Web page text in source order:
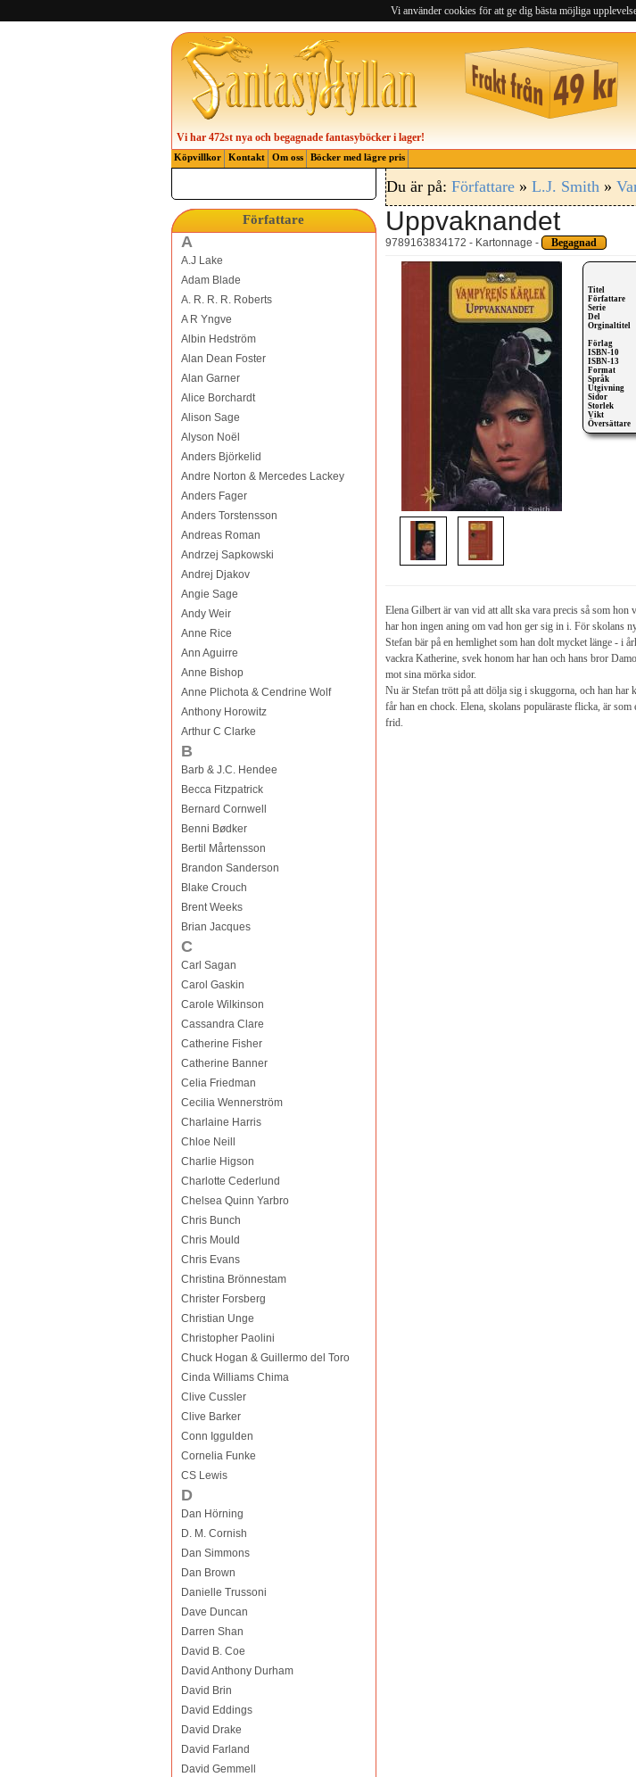
Vi använder cookies för att ge dig bästa möjliga
Vi har 472st nya och begagnade fantasyböcker i lager!
Köpvillkor Kontakt Om oss Böcker med lägre pris
Författare
A
A.J Lake
Adam Blade
A. R. R. R. Roberts
A R Yngve
Albin Hedström
Alan Dean Foster
Alan Garner
Alice Borchardt
Alison Sage
Alyson Noël
Anders Björkelid
Andre Norton & Mercedes Lackey
Anders Fager
Anders Torstensson
Andreas Roman
Andrzej Sapkowski
Andrej Djakov
Angie Sage
Andy Weir
Anne Rice
Ann Aguirre
Anne Bishop
Anne Plichota & Cendrine Wolf
Anthony Horowitz
Arthur C Clarke
B
Barb & J.C. Hendee
Becca Fitzpatrick
Bernard Cornwell
Benni Bødker
Bertil Mårtensson
Brandon Sanderson
Blake Crouch
Brent Weeks
Brian Jacques
C
Carl Sagan
Carol Gaskin
Carole Wilkinson
Cassandra Clare
Catherine Fisher
Catherine Banner
Celia Friedman
Cecilia Wennerström
Charlaine Harris
Chloe Neill
Charlie Higson
Charlotte Cederlund
Chelsea Quinn Yarbro
Chris Bunch
Chris Mould
Chris Evans
Christina Brönnestam
Christer Forsberg
Christian Unge
Christopher Paolini
Chuck Hogan & Guillermo del Toro
Cinda Williams Chima
Clive Cussler
Clive Barker
Conn Iggulden
Cornelia Funke
CS Lewis
D
Dan Hörning
D. M. Cornish
Dan Simmons
Dan Brown
Danielle Trussoni
Dave Duncan
Darren Shan
David B. Coe
David Anthony Durham
David Brin
David Eddings
David Drake
David Farland
David Gemmell
Du är på: Författare» L.J. Smith»
Uppvaknandet
9789163834172 - Kartonnage - Begagnad
Titel
Författare
Serie
Del
Orginaltitel
Förlag
ISBN-10
ISBN-13
Format
Språk
Utgivning
Sidor
Storlek
Vikt
Översättare
Elena Gilbert är van vid att allt ska vara precis så som hon
har hon ingen aning om vad hon ger sig in i. För skolans
Stefan bär på en hemlighet som han dolt mycket länge - i
vackra Katherine, svek honom har han och hans bror
mot sina mörka sidor.
Nu är Stefan trött på att dölja sig i skuggorna, och han
får han en chock. Elena, skolans populäraste flicka, är
frid.